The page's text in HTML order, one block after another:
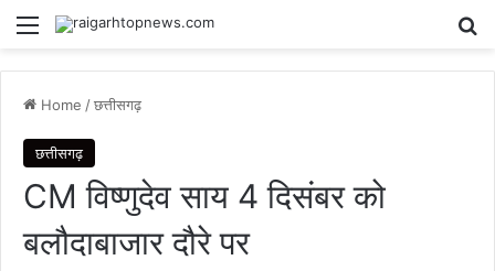
Menu
Home /छत्तीसगढ़
छत्तीसगढ़
CM विष्णुदेव साय 4 दिसंबर को
बलौदाबाजार दौरे पर